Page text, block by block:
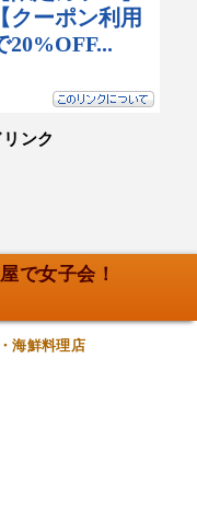
ンク
で女子会！
海鮮料理店